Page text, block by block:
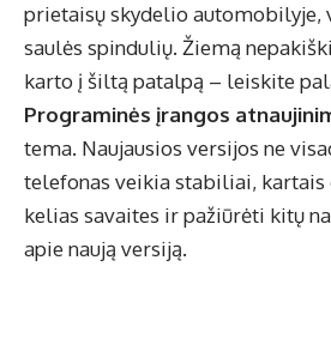
prietaisų skydelio automobilyje,
saulės spindulių. Žiemą
karto į šiltą patalpą – leiskite
Programinės įrangos
tema. Naujausios versijos ne
telefonas veikia stabiliai, kartais
kelias savaites ir pažiūrėti kitų
apie naują versiją.